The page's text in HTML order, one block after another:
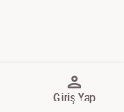
Giriş Yap